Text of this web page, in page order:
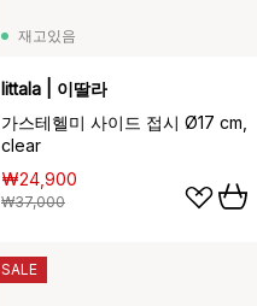
재고있음
Iittala | 이딸라
가스테헬미 사이드 접시 Ø17 cm,
clear
₩24,900
₩37,000
SALE